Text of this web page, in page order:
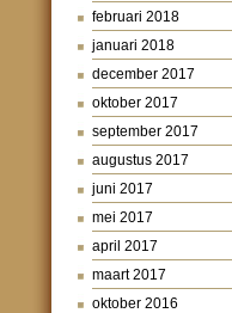
februari 2018
januari 2018
december 2017
oktober 2017
september 2017
augustus 2017
juni 2017
mei 2017
april 2017
maart 2017
oktober 2016